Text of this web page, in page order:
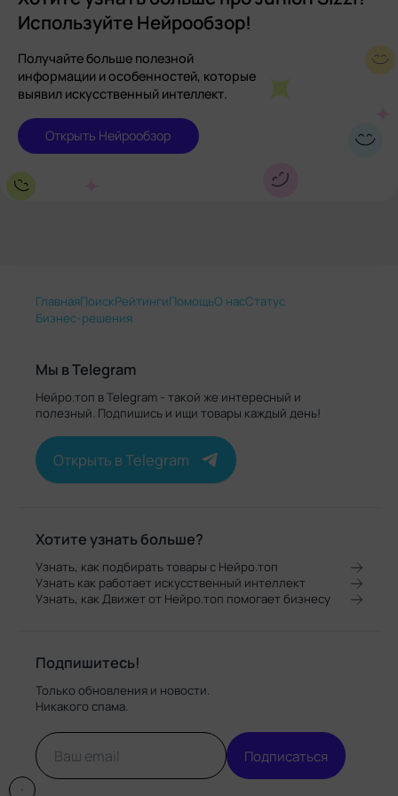
Используйте Нейрообзор!
Получайте больше полезной
информации и особенностей, которые
выявил искусственный интеллект.
Открыть Нейрообзор
ГлавнаяПоискРейтингиПомощьО насСтатус
Бизнес-решения
Мы в Telegram
Нейро.топ в Telegram - такой же интересный и
полезный. Подпишись и ищи товары каждый день!
Открыть в Telegram
Хотите узнать больше?
Узнать, как подбирать товары с Нейро.топ
Узнать как работает искусственный интеллект
Узнать, как Движет от Нейро.топ помогает бизнесу
Подпишитесь!
Только обновления и новости.
Никакого спама.
Подписаться